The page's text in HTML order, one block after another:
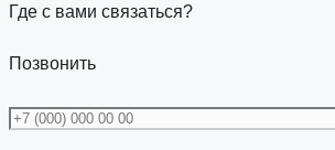
Где с вами связаться?
Позвонить